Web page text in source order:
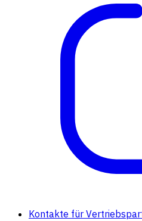
Kontakte für